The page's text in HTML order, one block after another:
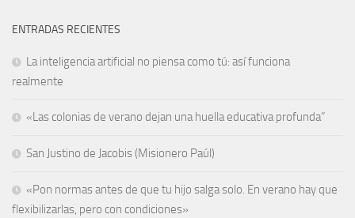
ENTRADAS RECIENTES
La inteligencia artificial no piensa como tú: así funciona
realmente
«Las colonias de verano dejan una huella educativa profunda”
San Justino de Jacobis (Misionero Paúl)
«Pon normas antes de que tu hijo salga solo. En verano hay que
flexibilizarlas, pero con condiciones»